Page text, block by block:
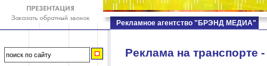
Рекламное агентство "БРЭНД МЕДИА"
Реклама на транспорте